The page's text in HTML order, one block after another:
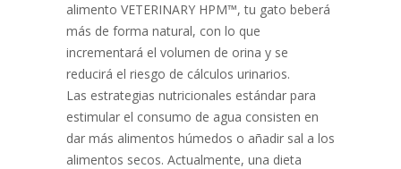
alimento VETERINARY HPM™, tu gato beberá
más de forma natural, con lo que
incrementará el volumen de orina y se
reducirá el riesgo de cálculos urinarios.
Las estrategias nutricionales estándar para
estimular el consumo de agua consisten en
dar más alimentos húmedos o añadir sal a los
alimentos secos. Actualmente, una dieta